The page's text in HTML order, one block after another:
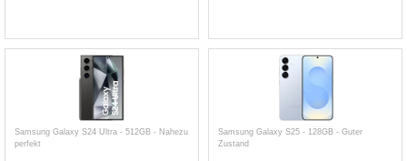
Samsung Galaxy S24 Ultra - 512GB - Nahezu
perfekt
Samsung Galaxy S25 - 128GB - Guter
Zustand